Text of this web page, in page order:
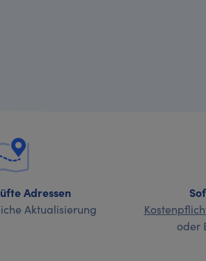
Adressen
Aktualisierung
oder